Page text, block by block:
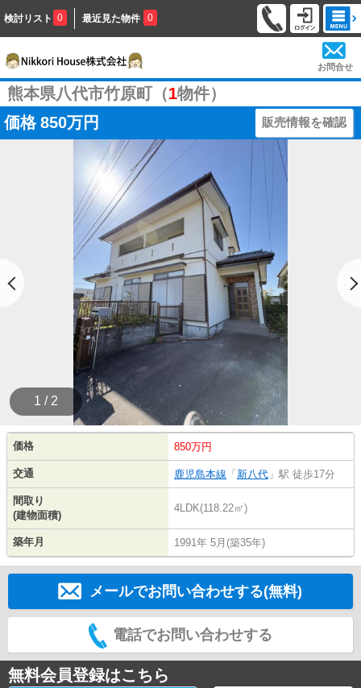
検討リスト 0 最近見た物件 0
お問合せ
熊本県八代市竹原町（1物件）
価格 850万円 販売情報を確認
1 / 2
価格 850万円
交通 鹿児島本線 「 新八代 」駅 徒歩17分
間取り
(建物面積)
4LDK(118.22㎡)
築年月 1991年 5月(築35年)
メールでお問い合わせする(無料)
電話でお問い合わせする
無料会員登録はこちら